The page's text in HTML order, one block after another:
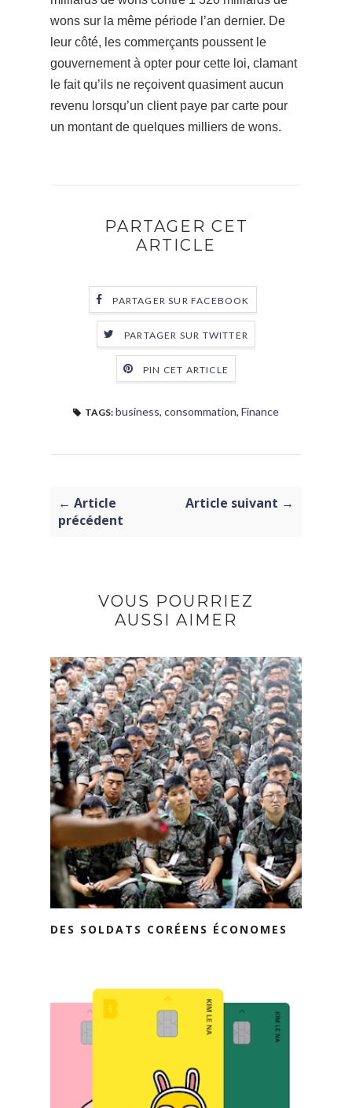
wons sur la même période l’an dernier. De
leur côté, les commerçants poussent le
gouvernement à opter pour cette loi, clamant
le fait qu’ils ne reçoivent quasiment aucun
revenu lorsqu’un client paye par carte pour
un montant de quelques milliers de wons.
PARTAGER CET
ARTICLE
PARTAGER SUR FACEBOOK
PARTAGER SUR TWITTER
PIN CET ARTICLE
TAGS: business, consommation, Finance
← Article
précédent
Article suivant →
VOUS POURRIEZ
AUSSI AIMER
DES SOLDATS CORÉENS ÉCONOMES